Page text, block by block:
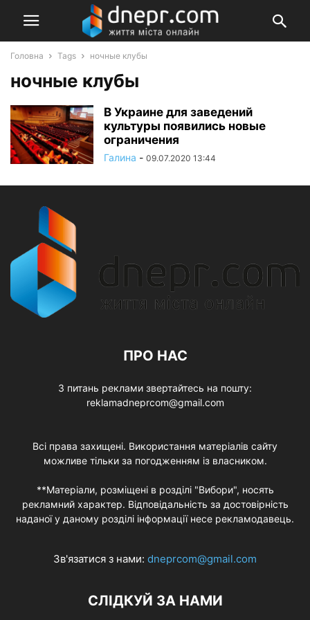
Головна Tags ночные клубы
ночные клубы
В Украине для заведений
культуры появились новые
ограничения
Галина - 09.07.2020 13:44
ПРО НАС
З питань реклами звертайтесь на пошту:
reklamadneprcom@gmail.com
Всі права захищені. Використання матеріалів сайту
можливе тільки за погодженням із власником.
**Матеріали, розміщені в розділі "Вибори", носять
рекламний характер. Відповідальність за достовірність
наданої у даному розділі інформації несе рекламодавець.
Зв'язатися з нами: dneprcom@gmail.com
СЛІДКУЙ ЗА НАМИ